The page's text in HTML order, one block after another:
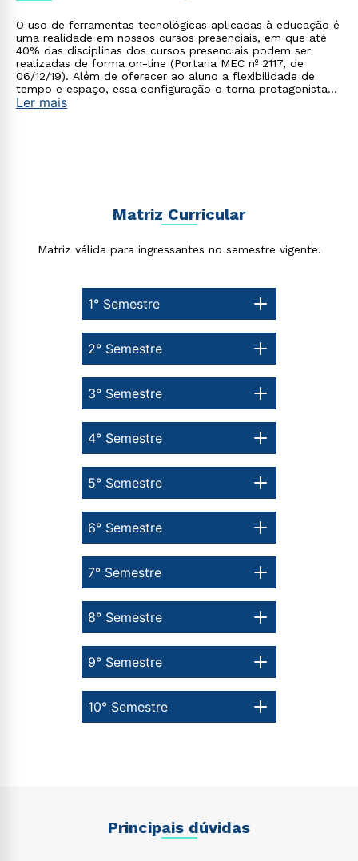
O uso de ferramentas tecnológicas aplicadas à educação é
uma realidade em nossos cursos presenciais, em que até
40% das disciplinas dos cursos presenciais podem ser
realizadas de forma on-line (Portaria MEC nº 2117, de
06/12/19). Além de oferecer ao aluno a flexibilidade de
tempo e espaço, essa configuração o torna protagonista
no processo de construção do seu conhecimento.
Ler mais
Matriz Curricular
Matriz válida para ingressantes no semestre vigente.
1° Semestre
10° Semestre
9° Semestre
8° Semestre
7° Semestre
6° Semestre
5° Semestre
4° Semestre
3° Semestre
2° Semestre
Principais dúvidas